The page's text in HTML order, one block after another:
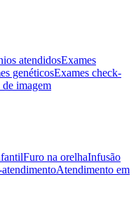
atendidosExames
genéticosExames check-
de imagem
Furo na orelhaInfusão
atendimentoAtendimento em